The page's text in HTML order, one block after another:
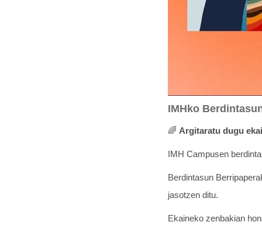
IMHko
🌈 Argitaratu dugu
IMH Campusen
Berdintasun
jasotzen ditu.
Ekaineko zenbakian